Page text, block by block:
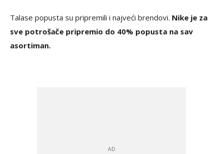
Talase popusta su pripremili i najveći brendovi. Nike je za
sve potrošače pripremio do 40% popusta na sav
asortiman.